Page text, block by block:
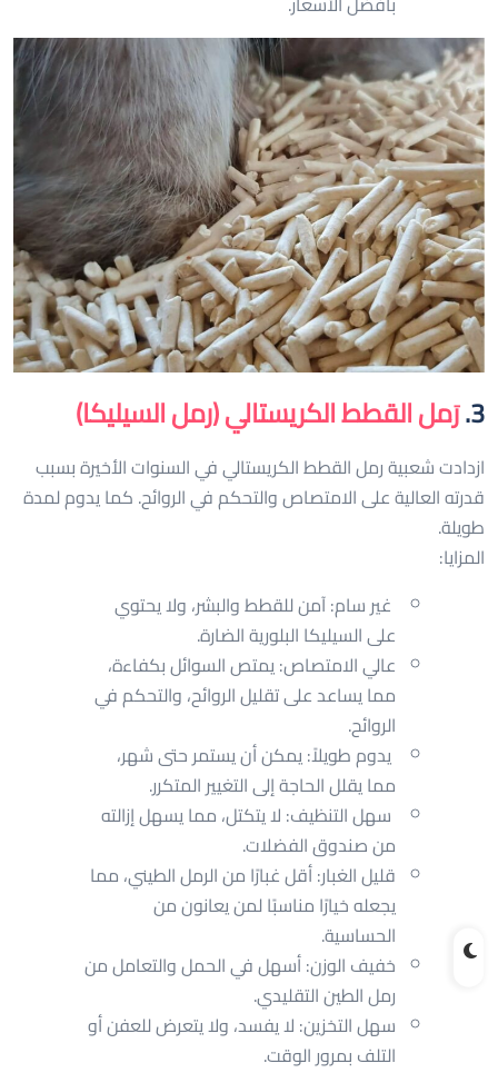
3. رَمل القطط الكريستالي (رمل السيليكا)
ازدادت شعبية رمل القطط الكريستالي في السنوات الأخيرة بسبب
قدرته العالية على الامتصاص والتحكم في الروائح. كما يدوم لمدة
طويلة.
المزايا:
غير سام: آمن للقطط والبشر، ولا يحتوي
على السيليكا البلورية الضارة.
عالي الامتصاص: يمتص السوائل بكفاءة،
مما يساعد على تقليل الروائح، والتحكم في
الروائح.
يدوم طويلاً: يمكن أن يستمر حتى شهر،
مما يقلل الحاجة إلى التغيير المتكرر.
سهل التنظيف: لا يتكتل، مما يسهل إزالته
من صندوق الفضلات.
قليل الغبار: أقل غبارًا من الرمل الطيني، مما
يجعله خيارًا مناسبًا لمن يعانون من
الحساسية.
خفيف الوزن: أسهل في الحمل والتعامل من
رمل الطين التقليدي.
سهل التخزين: لا يفسد، ولا يتعرض للعفن أو
التلف بمرور الوقت.